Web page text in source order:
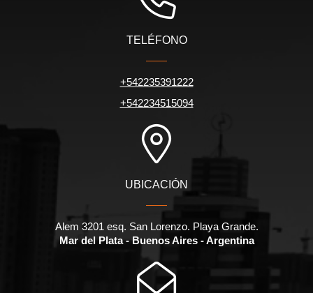
TELÉFONO
+542235391222
+542234515094
UBICACIÓN
Alem 3201 esq. San Lorenzo. Playa Grande.
Mar del Plata - Buenos Aires - Argentina